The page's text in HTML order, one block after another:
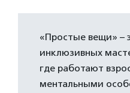
«Простые вещи» –
инклюзивных
где работают
ментальными